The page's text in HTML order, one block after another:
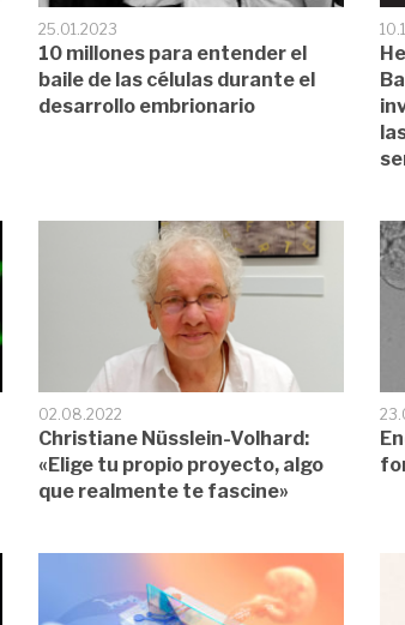
25.01.2023
10 millones para entender el
baile de las células durante el
desarrollo embrionario
02.08.2022
Christiane Nüsslein-Volhard:
«Elige tu propio proyecto, algo
que realmente te fascine»